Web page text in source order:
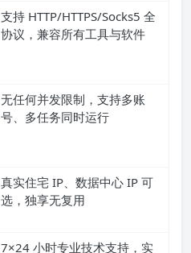
支持 HTTP/HTTPS/Socks5 全
协议，兼容所有工具与软件
无任何并发限制，支持多账
号、多任务同时运行
真实住宅 IP、数据中心 IP 可
选，独享无复用
7×24 小时专业技术支持，实